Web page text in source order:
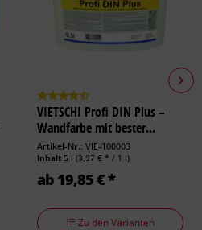
VIETSCHI Profi DIN Plus –
Wandfarbe mit bester...
Artikel-Nr.: VIE-100003
Inhalt 5 l (3,97 € * / 1 l)
ab 19,85 € *
Zu den Varianten